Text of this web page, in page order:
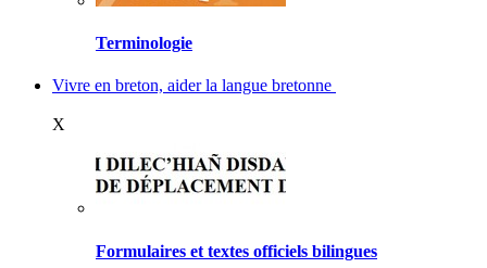
Terminologie
Vivre en breton, aider la langue bretonne
X
Formulaires et textes officiels bilingues